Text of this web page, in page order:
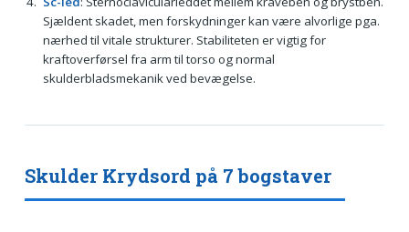
Sjældent skadet, men forskydninger kan være alvorlige pga.
nærhed til vitale strukturer. Stabiliteten er vigtig for
kraftoverførsel fra arm til torso og normal
skulderbladsmekanik ved bevægelse.
Skulder Krydsord på 7 bogstaver